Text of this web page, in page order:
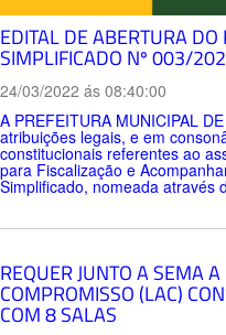
EDITAL DE ABERTURA DO
SIMPLIFICADO Nº 003/
24/03/2022 ás 08:40:00
A PREFEITURA MUNICIPAL
atribuições legais, e em
constitucionais referentes ao
para Fiscalização e
Simplificado, nomeada através
REQUER JUNTO A SEMA
COMPROMISSO (LAC)
COM 8 SALAS